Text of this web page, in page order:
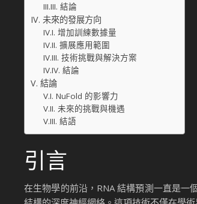
結論
未來的發展方向
增加訓練數據量
擴展應用範圍
技術挑戰與解決方案
結論
結論
NuFold 的影響力
未來的挑戰與機遇
結語
引言
在生物學的前沿，RNA 結構預測一直是一